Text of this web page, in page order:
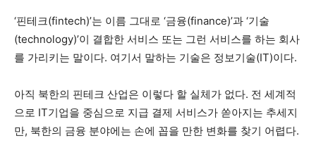
‘핀테크(fintech)’는 이름 그대로 ‘금융(finance)’과 ‘기술
(technology)’이 결합한 서비스 또는 그런 서비스를 하는 회사
를 가리키는 말이다. 여기서 말하는 기술은 정보기술(IT)이다.
아직 북한의 핀테크 산업은 이렇다 할 실체가 없다. 전 세계적
으로 IT기업을 중심으로 지급 결제 서비스가 쏟아지는 추세지
만, 북한의 금융 분야에는 손에 꼽을 만한 변화를 찾기 어렵다.